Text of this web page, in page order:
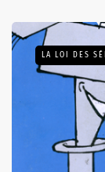
LA LOI DES